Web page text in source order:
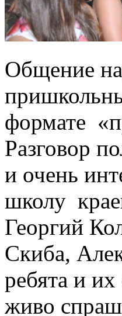
Общение
формате
Разговор
и очень
школу
Георгий
Скиба,
ребята и
живо